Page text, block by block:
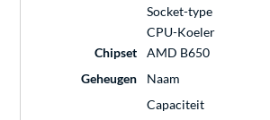
Socket-type
CPU-Koeler
Chipset
AMD B650
Geheugen
Naam
Capaciteit